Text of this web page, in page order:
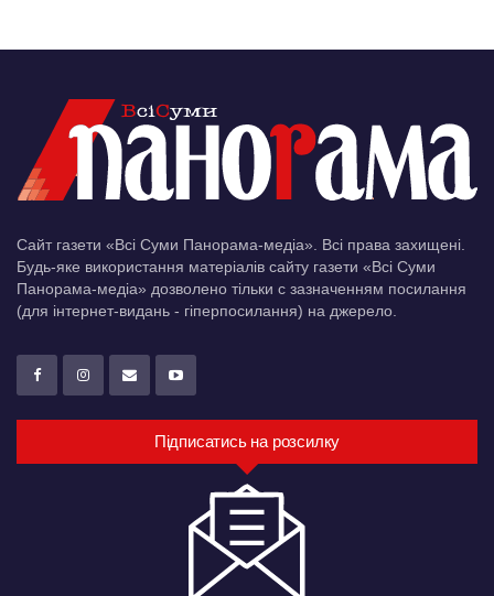
Сайт газети «Всі Суми Панорама-медіа». Всі права захищені.
Будь-яке використання матеріалів сайту газети «Всі Суми
Панорама-медіа» дозволено тільки c зазначенням посилання
(для інтернет-видань - гіперпосилання) на джерело.
Підписатись на розсилку